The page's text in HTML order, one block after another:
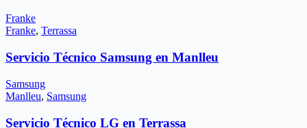
Franke
Franke, Terrassa
Servicio Técnico Samsung en Manlleu
Samsung
Manlleu, Samsung
Servicio Técnico LG en Terrassa